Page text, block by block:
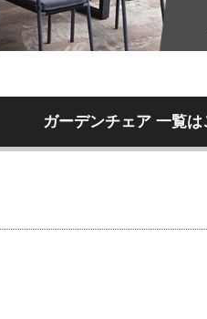
ガーデンチェア 一覧は